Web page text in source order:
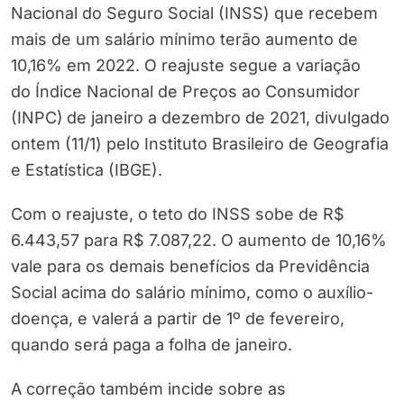
Nacional do Seguro Social (INSS) que recebem
mais de um salário mínimo terão aumento de
10,16% em 2022. O reajuste segue a variação
do Índice Nacional de Preços ao Consumidor
(INPC) de janeiro a dezembro de 2021, divulgado
ontem (11/1) pelo Instituto Brasileiro de Geografia
e Estatística (IBGE).
Com o reajuste, o teto do INSS sobe de R$
6.443,57 para R$ 7.087,22. O aumento de 10,16%
vale para os demais benefícios da Previdência
Social acima do salário mínimo, como o auxílio-
doença, e valerá a partir de 1º de fevereiro,
quando será paga a folha de janeiro.
A correção também incide sobre as